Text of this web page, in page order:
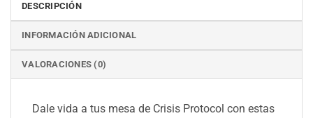
DESCRIPCIÓN
INFORMACIÓN ADICIONAL
VALORACIONES (0)
Dale vida a tus mesa de Crisis Protocol con estas